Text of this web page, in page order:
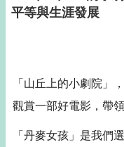
平等與生涯發展
「山丘上的小劇院」
觀賞一部好電影，帶
「丹麥女孩」是我們